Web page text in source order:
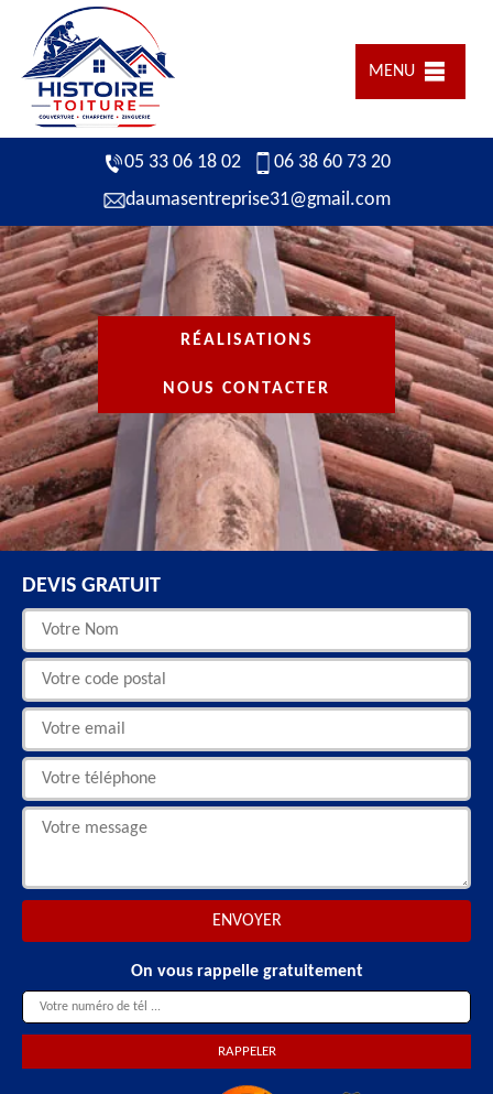
MENU
05 33 06 18 02
06 38 60 73 20
daumasentreprise31@gmail.com
RÉALISATIONS
NOUS CONTACTER
DEVIS GRATUIT
On vous rappelle gratuitement